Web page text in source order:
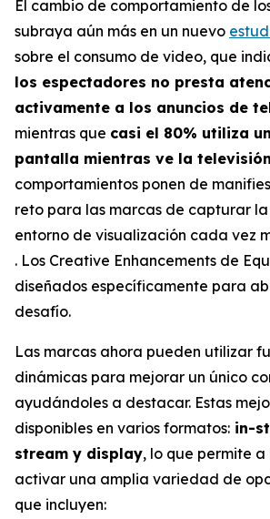
El cambio de comportamiento de
subraya aún más en un nuevo
sobre el consumo de video, que
los espectadores no presta
activamente a los anuncios de
mientras que casi el 80% utiliza
pantalla mientras ve la televisión
comportamientos ponen de
reto para las marcas de capturar
entorno de visualización cada vez
. Los Creative Enhancements de
diseñados específicamente para
desafío.
Las marcas ahora pueden utilizar
dinámicas para mejorar un único
ayudándoles a destacar. Estas
disponibles en varios formatos: in-
stream y display, lo que permite
activar una amplia variedad de
que incluyen: